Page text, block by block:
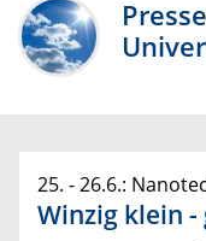
25. - 26.6.:
Winzig klein